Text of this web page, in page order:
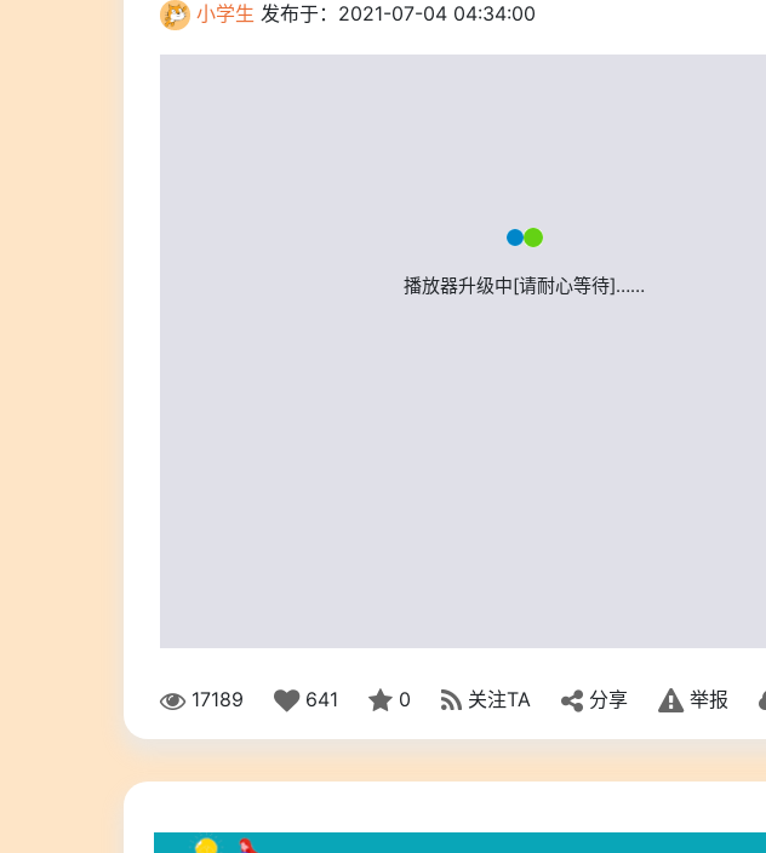
小学生 发布于：2021-07-04 04:34:00
播放器升级中[请耐心等待]……
17189 641 0 关注TA 分享 举报